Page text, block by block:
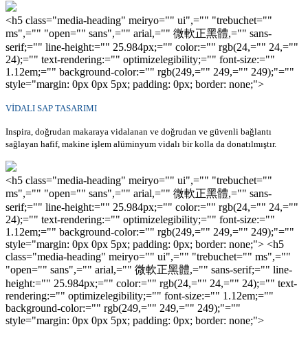
<h5 class="media-heading" meiryo="" ui",="" "trebuchet=""
ms",="" "open="" sans",="" arial,="" 微軟正黑體,="" sans-
serif;="" line-height:="" 25.984px;="" color:="" rgb(24,="" 24,=""
24);="" text-rendering:="" optimizelegibility;="" font-size:=""
1.12em;="" background-color:="" rgb(249,="" 249,="" 249);"=""
style="margin: 0px 0px 5px; padding: 0px; border: none;">
VİDALI SAP TASARIMI
Inspira, doğrudan makaraya vidalanan ve doğrudan ve güvenli bağlantı
sağlayan hafif, makine işlem alüminyum vidalı bir kolla da donatılmıştır.
<h5 class="media-heading" meiryo="" ui",="" "trebuchet=""
ms",="" "open="" sans",="" arial,="" 微軟正黑體,="" sans-
serif;="" line-height:="" 25.984px;="" color:="" rgb(24,="" 24,=""
24);="" text-rendering:="" optimizelegibility;="" font-size:=""
1.12em;="" background-color:="" rgb(249,="" 249,="" 249);"=""
style="margin: 0px 0px 5px; padding: 0px; border: none;"> <h5
class="media-heading" meiryo="" ui",="" "trebuchet="" ms",=""
"open="" sans",="" arial,="" 微軟正黑體,="" sans-serif;="" line-
height:="" 25.984px;="" color:="" rgb(24,="" 24,="" 24);="" text-
rendering:="" optimizelegibility;="" font-size:="" 1.12em;=""
background-color:="" rgb(249,="" 249,="" 249);"=""
style="margin: 0px 0px 5px; padding: 0px; border: none;">